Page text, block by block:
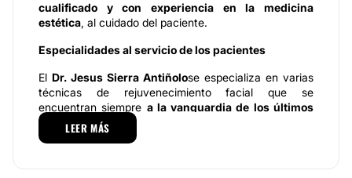
cualificado y con experiencia en la medicina
estética, al cuidado del paciente.
Especialidades al servicio de los pacientes
El Dr. Jesus Sierra Antiñolose especializa en varias
técnicas de rejuvenecimiento facial que se
encuentran siempre a la vanguardia de los últimos
tratamientosdel área de la medicina estética, entre
los que se destacan los siguientes:
LEER MÁS